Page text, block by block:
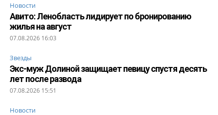
Новости
Авито: Ленобласть лидирует по бронированию
жилья на август
07.08.2026 16:03
Звезды
Экс-муж Долиной защищает певицу спустя десять
лет после развода
07.08.2026 15:51
Новости